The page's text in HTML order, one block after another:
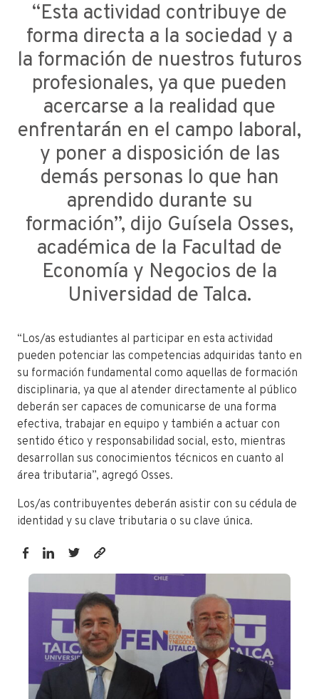
“Esta actividad contribuye de
forma directa a la sociedad y a
la formación de nuestros futuros
profesionales, ya que pueden
acercarse a la realidad que
enfrentarán en el campo laboral,
y poner a disposición de las
demás personas lo que han
aprendido durante su
formación”, dijo Guísela Osses,
académica de la Facultad de
Economía y Negocios de la
Universidad de Talca.
“Los/as estudiantes al participar en esta actividad
pueden potenciar las competencias adquiridas tanto en
su formación fundamental como aquellas de formación
disciplinaria, ya que al atender directamente al público
deberán ser capaces de comunicarse de una forma
efectiva, trabajar en equipo y también a actuar con
sentido ético y responsabilidad social, esto, mientras
desarrollan sus conocimientos técnicos en cuanto al
área tributaria”, agregó Osses.
Los/as contribuyentes deberán asistir con su cédula de
identidad y su clave tributaria o su clave única.
https://fen.utalca.cl/operacion-
estudiantes-
utalca-
ayudaran-